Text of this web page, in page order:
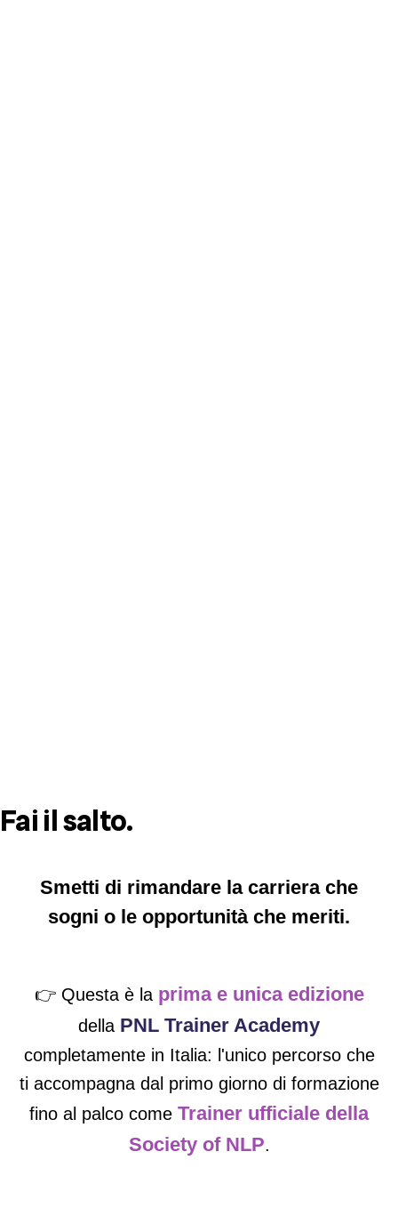
Fai il salto.
Smetti di rimandare la carriera che
sogni o le opportunità che meriti.
👉 Questa è la prima e unica edizione
della PNL Trainer Academy
completamente in Italia: l'unico percorso che
ti accompagna dal primo giorno di formazione
fino al palco come Trainer ufficiale della
Society of NLP.